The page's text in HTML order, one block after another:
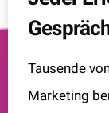
Tausende
Marketing